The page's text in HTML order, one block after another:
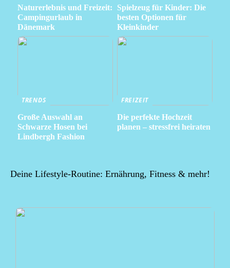
Naturerlebnis und Freizeit:
Campingurlaub in
Dänemark
Spielzeug für Kinder: Die
besten Optionen für
Kleinkinder
TRENDS
Große Auswahl an
Schwarze Hosen bei
Lindbergh Fashion
FREIZEIT
Die perfekte Hochzeit
planen – stressfrei heiraten
Deine Lifestyle-Routine: Ernährung, Fitness & mehr!